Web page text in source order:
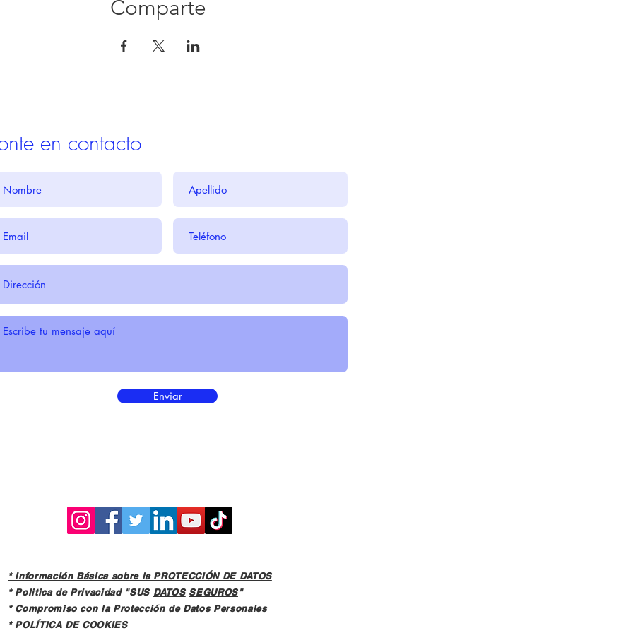
Comparte
en contacto
Enviar
* Información Básica sobre la PROTECCIÓN DE DATOS
* Politica de Privacidad "SUS DATOS SEGUROS"
* Compromiso con la Protección de Datos Personales
* POLÍTICA DE COOKIES